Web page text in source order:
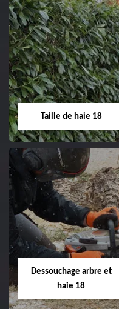
Elagage d'arbre 18
Entreprise élagage
d'arbre 18 Cher tel:
02.52.56.49.40
Taille de haie 18
Taille de haie 18
Entreprise taille de haie
18 Cher tel:
02.52.56.49.40
Dessouchage arbre et
haie 18